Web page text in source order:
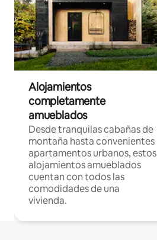
Alojamientos
completamente
amueblados
Desde tranquilas cabañas de
montaña hasta convenientes
apartamentos urbanos, estos
alojamientos amueblados
cuentan con todos las
comodidades de una
vivienda.